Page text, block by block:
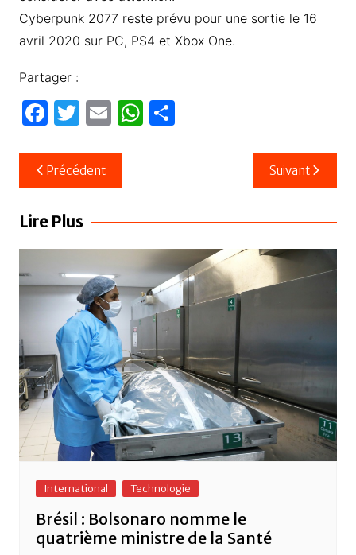
Cyberpunk 2077 reste prévu pour une sortie le 16
avril 2020 sur PC, PS4 et Xbox One.
Partager :
F
c
e
b
k
T
itt
er
E
ail
W
A
p
P
er
Navigation
de
l’article
Précédent Suivant
Lire Plus
International Technologie
Brésil : Bolsonaro nomme le
quatrième ministre de la Santé